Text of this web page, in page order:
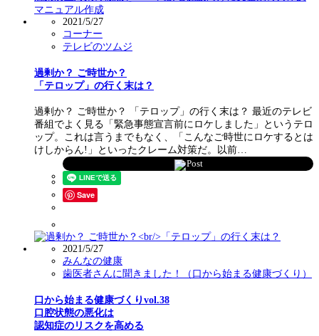
2021/5/27
コーナー
テレビのツムジ
過剰か？ ご時世か？
「テロップ」の行く末は？
過剰か？ ご時世か？ 「テロップ」の行く末は？ 最近のテレビ
番組でよく見る「緊急事態宣言前にロケしました」というテロ
ップ。これは言うまでもなく、「こんなご時世にロケするとは
けしからん!」といったクレーム対策だ。以前…
Post
Save
2021/5/27
みんなの健康
歯医者さんに聞きました！（口から始まる健康づくり）
口から始まる健康づくりvol.38
口腔状態の悪化は
認知症のリスクを高める